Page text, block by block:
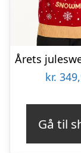
kr.
Gå til